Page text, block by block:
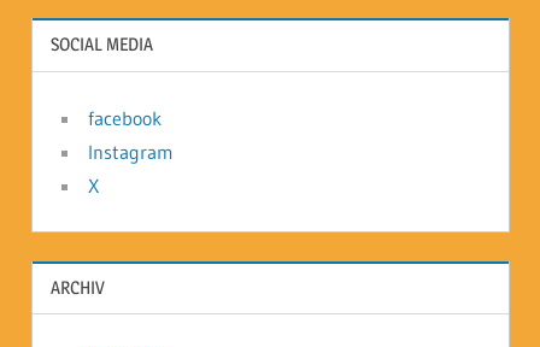
SOCIAL MEDIA
facebook
Instagram
X
ARCHIV